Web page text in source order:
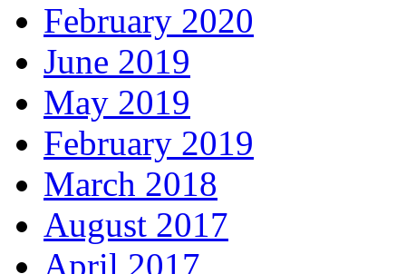
February 2020
June 2019
May 2019
February 2019
March 2018
August 2017
April 2017